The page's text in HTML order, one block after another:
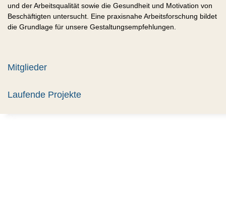
und der Arbeitsqualität sowie die Gesundheit und Motivation von
Beschäftigten untersucht. Eine praxisnahe Arbeitsforschung bildet
die Grundlage für unsere Gestaltungsempfehlungen.
Mitglieder
Laufende Projekte